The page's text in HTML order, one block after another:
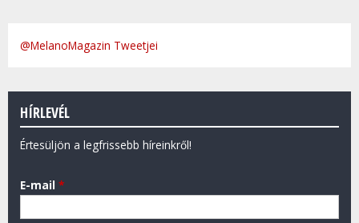
@MelanoMagazin Tweetjei
HÍRLEVÉL
Értesüljön a legfrissebb híreinkről!
E-mail *